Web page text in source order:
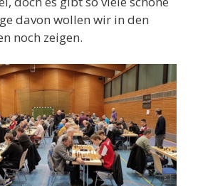
davon wollen wir in den
noch zeigen.